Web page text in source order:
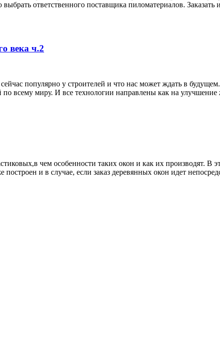
ответственного поставщика пиломатериалов.
века ч.2
популярно у строителей и что нас может ждать в
всему миру. И все технологии направлены как на
чем особенности таких окон и как их производят. В
и в случае, если заказ деревянных окон идет